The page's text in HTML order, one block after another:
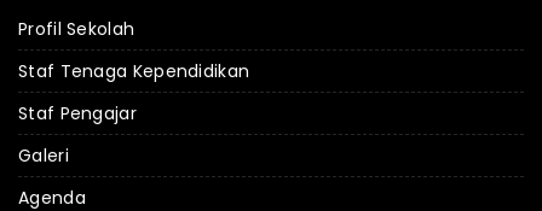
Profil Sekolah
Staf Tenaga Kependidikan
Staf Pengajar
Galeri
Agenda